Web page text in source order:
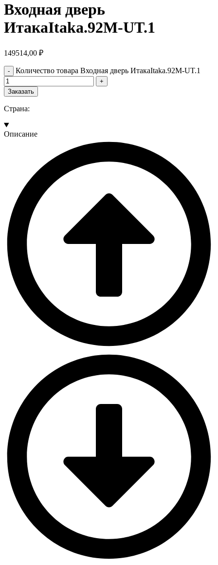
Входная дверь
ИтакаItaka.92M-UT.1
149514,00 ₽
Количество товара Входная дверь ИтакаItaka.92M-UT.1
Заказать
Страна:
Описание